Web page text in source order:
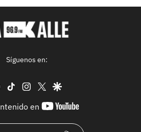
Síguenos en:
facebook
tiktok instagram
twittergoogle
en
youtube-